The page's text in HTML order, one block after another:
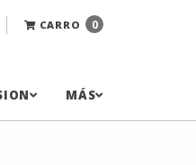
CARRO 0
MÁS